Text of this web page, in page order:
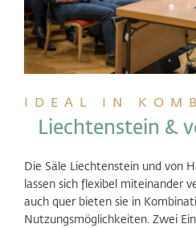
IDEAL IN
Liechtenstein &
Die Säle Liechtenstein und von
lassen sich flexibel miteinander
auch quer bieten sie in
Nutzungsmöglichkeiten. Zwei